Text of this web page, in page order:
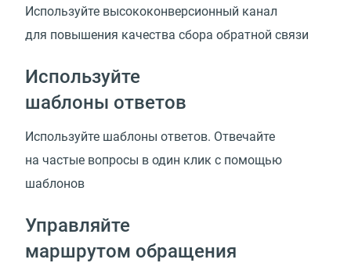
Используйте высококонверсионный канал
для повышения качества сбора обратной связи
Используйте
шаблоны ответов
Используйте шаблоны ответов. Отвечайте
на частые вопросы в один клик с помощью
шаблонов
Управляйте
маршрутом обращения